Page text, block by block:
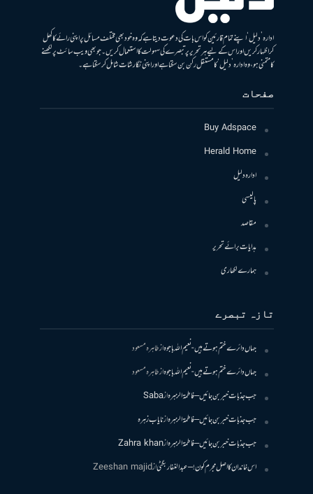
ادارہ ’دلیل‘ اپنے تمام قارئین کو اس بات کی دعوت دیتا ہے کہ وہ خود بھی مختلف مسائل پر اپنی رائے کا کھل
کر اظہار کریں اور اس کے لیے ہر تحریر پر تبصرے کی سہولت کا استعمال کریں۔ جو بھی ویب سائٹ پر لکھنے
کا متمنی ہو، وہ ادارہ ’دلیل‘ کا مستقل رکن بن سکتا ہے اور اپنی نگارشات شامل کرسکتا ہے۔
صفحات
Buy Adspace
Herald Home
ادارہ دلیل
پالیسی
مقاصد
ہدایات برائے تحریر
ہمارے لکھاری
تازہ تبصرے
جہاں دائرے ختم ہوتے ہیں- نعیم اللہ باجوہازطاہرہ مسعود
جہاں دائرے ختم ہوتے ہیں- نعیم اللہ باجوہازطاہرہ مسعود
جب جذبات خبر بن جائیں – فاطمۃالزہرہازSaba
جب جذبات خبر بن جائیں – فاطمۃالزہرہازنایاب زہرہ
جب جذبات خبر بن جائیں – فاطمۃالزہرہازZahra khan
اس خاندان کا اصل مجرم کون! – عبدالغفار بگٹیازZeeshan majid